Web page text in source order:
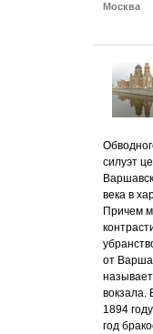
Москва
силуэт
века в
Причем
от
вокзала.
1894
год